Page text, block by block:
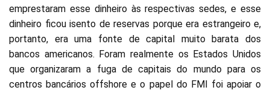
emprestaram esse dinheiro às respectivas sedes, e esse
dinheiro ficou isento de reservas porque era estrangeiro e,
portanto, era uma fonte de capital muito barata dos
bancos americanos. Foram realmente os Estados Unidos
que organizaram a fuga de capitais do mundo para os
centros bancários offshore e o papel do FMI foi apoiar o